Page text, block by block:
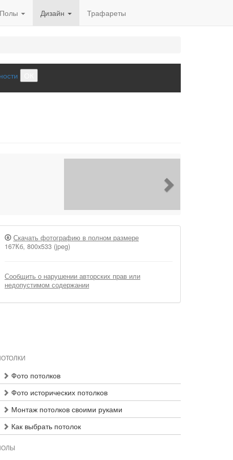
Полы Дизайн Трафареты
Скачать фотографию в полном размере
167Кб, 800x533 (jpeg)
Сообщить о нарушении авторских прав или
недопустимом содержании
Фото потолков
Фото исторических потолков
Монтаж потолков своими руками
Как выбрать потолок